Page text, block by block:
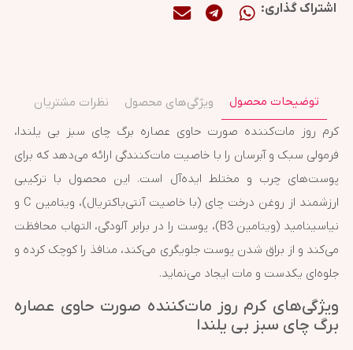
اشتراک گذاری:
توضیحات محصول ویژگی‌های محصول
نظرات مشتریان
کرم روز مات‌کننده صورت حاوی عصاره برگ چای سبز بی‌ یلندا،
فرمولی سبک و آبرسان را با خاصیت مات‌کنندگی ارائه می‌دهد که برای
پوست‌های چرب و مختلط ایده‌آل است. این محصول با ترکیبی
ارزشمند از روغن درخت چای (با خاصیت آنتی‌باکتریال)، ویتامین C و
نیاسینامید (ویتامین B3)، پوست را در برابر آلودگی، التهاب محافظت
می‌کند و از براق شدن پوست جلویگری می‌کند، منافذ را کوچک کرده و
جلوه‌ای یکدست و مات ایجاد می‌نماید.
ویژگی‌های کرم روز مات‌کننده صورت حاوی عصاره
برگ چای سبز بی‌ یلندا